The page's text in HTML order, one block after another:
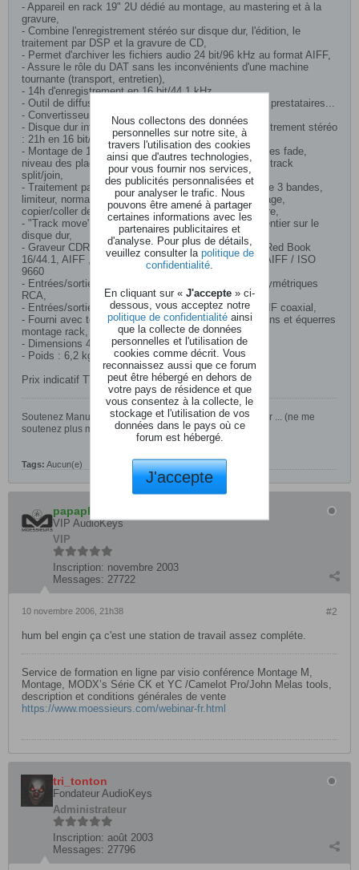
- Appareil en rack 19" 2U dédié au montage, au mastering et à la
gravure,
- Combine l'enregistrement stéréo sur disque dur, l'édition, le
traitement par DSP et la gravure de CD,
- Permet d'archiver les fichiers audio 24 bit/96 kHz au format AIFF,
- Assure le rôle du DAT sans les inconvénients d'une machine
tournante (transport, entretien),
- 14h d'enregistrement en 16 bit/44.1 kHz,
- Outil de diffusion ultra-flexible pour radios, théâtres, prestataires...
- Convertisseurs AD/DA 24 bit surech. 128x,
- Disque dur interne intégré 40 GO, capacité d'enregistrement stéréo
: 21h en 16 bit/44.1 kHz, 285 mn en 24 bit/96 kHz,
- Montage de 16 playlists de 99 plages avec édition des fade,
niveau des plages, points start-end, index à la volée, track
split/join,
- Traitement par DSP : compression, EQ paramétrique 3 bandes,
limiteur, normalisation, réglages mémorisables par plage,
copier/coller des réglages DSP d'une plage à une autre,
- "Track move" : importation d'une plage ou d'un CD entier sur le
disque dur,
- Graveur CDR 4X toute résolution, toute fréquence (Red Book
16/44.1, AIFF ,24/96), génère des fichiers au format AIFF / ISO
9660
- Entrées/sorties analogiques symétriques XLR et asymétriques
RCA,
- Entrées/sorties numériques AES/EBU XLR et S/PDIF coaxial,
- Fourni avec télécommande infrarouge toutes fonctions et équerres
montage rack,
- Dimensions 483 x 88 x 279mm, rack 19" 2U,
- Poids : 6,2 kg.
Prix indicatif TTC: 889 €
Soutenez Manu, le fondateur d'Audiokeys en achetant sur ... (ne me
soutenez plus merci, ça vaut mieux). https://www.lol.fr
Tags: Aucun(e)
papaphoenix
VIP AudioKeys
VIP
Inscription: novembre 2003
Messages: 27722
#2
10 novembre 2006, 21h38
hum bel engin ça c'est une station de travail assez compléte.
Service de formation en ligne par visio conférence Montage M,
Montage, MODX’s Série CK et YC /Camelot Pro/John Melas tools,
description et conditions générales de vente
https://www.moessieurs.com/webinar-fr.html
tri_tonton
Fondateur AudioKeys
Administrateur
Inscription: août 2003
Messages: 27796
Nous collectons des données
personnelles sur notre site, à
travers l'utilisation des cookies
ainsi que d'autres technologies,
pour vous fournir nos services,
des publicités personnalisées et
pour analyser le trafic. Nous
pouvons être amené à partager
certaines informations avec les
partenaires publicitaires et
d'analyse. Pour plus de détails,
veuillez consulter la politique de
confidentialité
En cliquant sur « J'accepte » ci-
dessous, vous acceptez notre
politique de confidentialitéainsi
que la collecte de données
personnelles et l'utilisation de
cookies comme décrit. Vous
reconnaissez aussi que ce forum
peut être hébergé en dehors de
votre pays de résidence et que
vous consentez à la collecte, le
stockage et l'utilisation de vos
données dans le pays où ce
forum est hébergé.
J'accepte